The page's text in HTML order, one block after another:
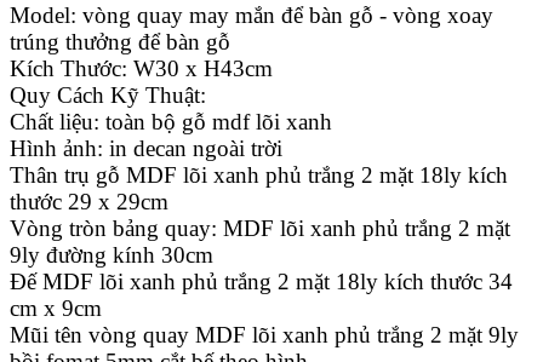
Model: vòng quay may mắn để bàn gỗ - vòng xoay
trúng thưởng để bàn gỗ
Kích Thước: W30 x H43cm
Quy Cách Kỹ Thuật:
Chất liệu: toàn bộ gỗ mdf lõi xanh
Hình ảnh: in decan ngoài trời
Thân trụ gỗ MDF lõi xanh phủ trắng 2 mặt 18ly kích
thước 29 x 29cm
Vòng tròn bảng quay: MDF lõi xanh phủ trắng 2 mặt
9ly đường kính 30cm
Đế MDF lõi xanh phủ trắng 2 mặt 18ly kích thước 34
cm x 9cm
Mũi tên vòng quay MDF lõi xanh phủ trắng 2 mặt 9ly